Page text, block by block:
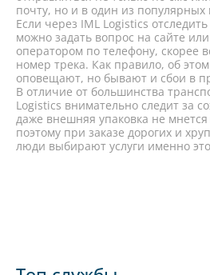
почту, но и в один из популярных
Если через IML Logistics
можно задать вопрос на сайте или
оператором по телефону, скорее
номер трека. Как правило, об
оповещают, но бывают и сбои в
В отличие от большинства
Logistics внимательно следит за
даже внешняя упаковка не
поэтому при заказе дорогих и
люди выбирают услуги именно